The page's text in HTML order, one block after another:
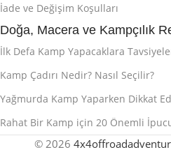
İade ve Değişim Koşulları
Doğa, Macera ve Kampçılık
İlk Defa Kamp Yapacaklara
Kamp Çadırı Nedir? Nasıl Seçilir?
Yağmurda Kamp Yaparken Dikkat
Rahat Bir Kamp için 20 Önemli
© 2026